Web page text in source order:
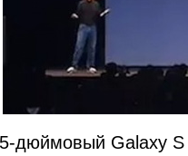
дюймовый Galaxy S